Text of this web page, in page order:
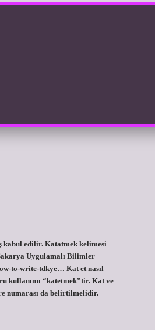
kabul edilir. Katatmek kelimesi
Uygulamalı Bilimler
to-write-tdkye… Kat et nasıl
kullanımı “katetmek”tir. Kat ve
numarası da belirtilmelidir.